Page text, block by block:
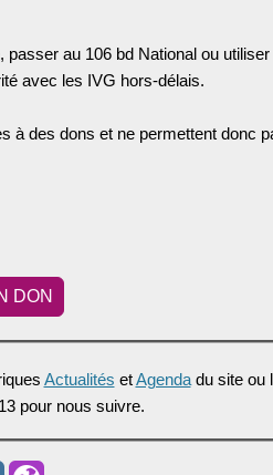
au 106 bd National ou utiliser
avec les IVG hors-délais.
à des dons et ne permettent donc
DON
Actualités etAgendadu site ou
pour nous suivre.